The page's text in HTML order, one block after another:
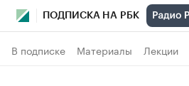
ПОДПИСКА НА РБК
В подписке Материалы Лекции